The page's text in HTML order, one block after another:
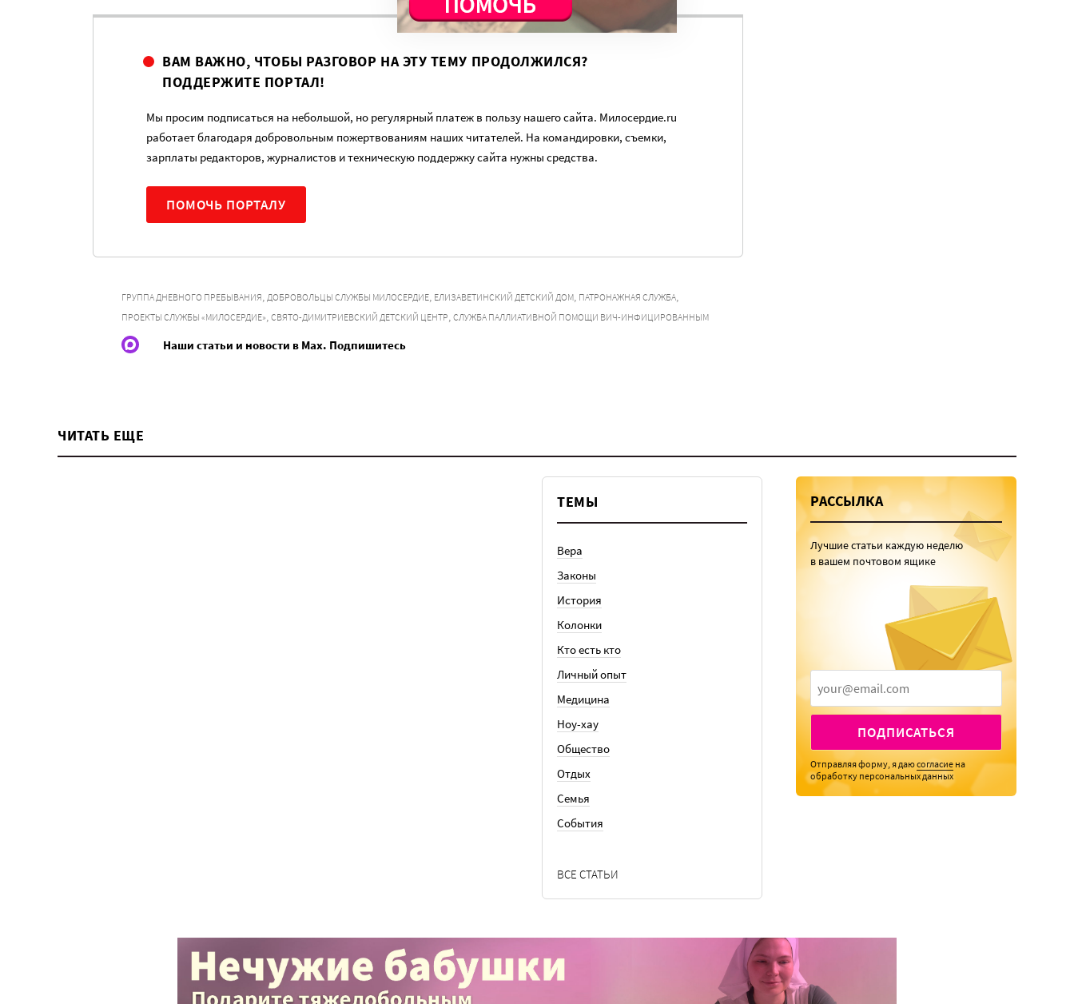
ВАМ ВАЖНО, ЧТОБЫ РАЗГОВОР НА ЭТУ ТЕМУ ПРОДОЛЖИЛСЯ?
ПОДДЕРЖИТЕ ПОРТАЛ!
Мы просим подписаться на небольшой, но регулярный платеж в пользу нашего сайта. Милосердие.ru
работает благодаря добровольным пожертвованиям наших читателей. На командировки, съемки,
зарплаты редакторов, журналистов и техническую поддержку сайта нужны средства.
ПОМОЧЬ ПОРТАЛУ
ГРУППА ДНЕВНОГО ПРЕБЫВАНИЯ, ДОБРОВОЛЬЦЫ СЛУЖБЫ МИЛОСЕРДИЕ, ЕЛИЗАВЕТИНСКИЙ ДЕТСКИЙ ДОМ, ПАТРОНАЖНАЯ СЛУЖБА,
ПРОЕКТЫ СЛУЖБЫ «МИЛОСЕРДИЕ», СВЯТО-ДИМИТРИЕВСКИЙ ДЕТСКИЙ ЦЕНТР, СЛУЖБА ПАЛЛИАТИВНОЙ ПОМОЩИ ВИЧ-ИНФИЦИРОВАННЫМ
Наши статьи и новости в Max. Подпишитесь
ЧИТАТЬ ЕЩЕ
ТЕМЫ
Вера
Законы
История
Колонки
Кто есть кто
Личный опыт
Медицина
Ноу-хау
Общество
Отдых
Семья
События
ВСЕ СТАТЬИ
РАССЫЛКА
Лучшие статьи каждую неделю
в вашем почтовом ящике
ПОДПИСАТЬСЯ
Отправляя форму, я даюсогласие на
обработку персональных данных